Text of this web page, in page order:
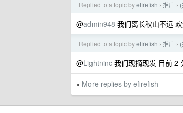
Replied to a topic byefirefish › 推广 ›
@admin948 我们离长秋山不远
Replied to a topic byefirefish › 推广 ›
@Lightninc 我们现摘现发 目前 2
» More replies by efirefish